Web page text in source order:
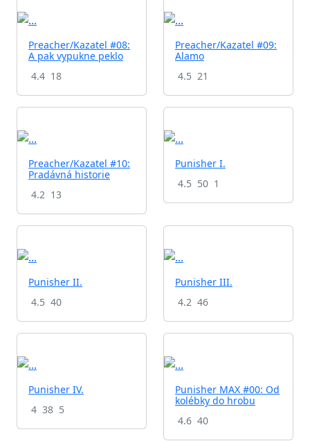
Preacher/Kazatel #08:
A pak vypukne peklo
4.4 18
Preacher/Kazatel #09:
Alamo
4.5 21
Preacher/Kazatel #10:
Pradávná historie
4.2 13
Punisher I.
4.5 50 1
Punisher II.
4.5 40
Punisher III.
4.2 46
Punisher IV.
4 38 5
Punisher MAX #00: Od
kolébky do hrobu
4.6 40